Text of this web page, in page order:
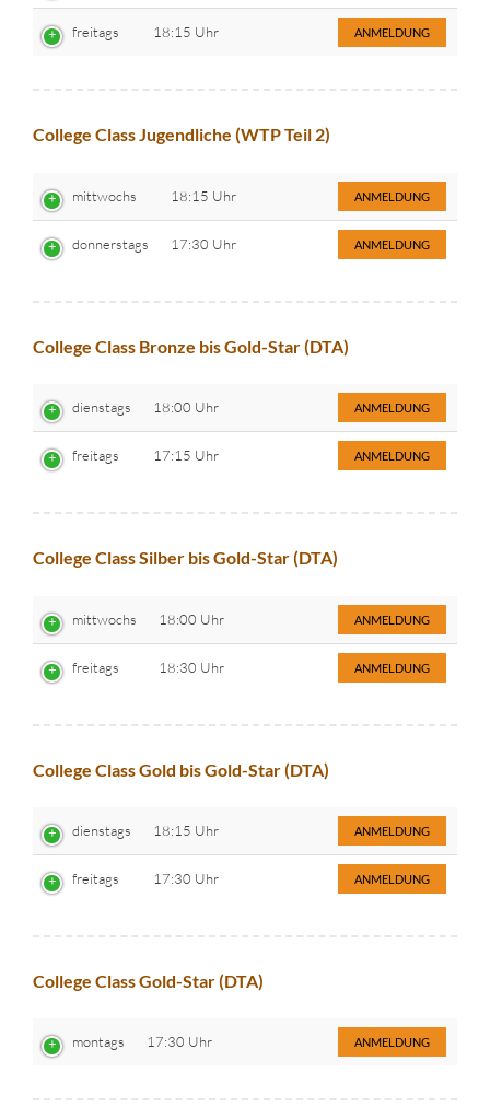
freitags 18:15 Uhr ANMELDUNG
College Class Jugendliche (WTP Teil 2)
mittwochs 18:15 Uhr ANMELDUNG
donnerstags 17:30 Uhr ANMELDUNG
College Class Bronze bis Gold-Star (DTA)
dienstags 18:00 Uhr ANMELDUNG
freitags 17:15 Uhr ANMELDUNG
College Class Silber bis Gold-Star (DTA)
mittwochs 18:00 Uhr ANMELDUNG
freitags 18:30 Uhr ANMELDUNG
College Class Gold bis Gold-Star (DTA)
dienstags 18:15 Uhr ANMELDUNG
freitags 17:30 Uhr ANMELDUNG
College Class Gold-Star (DTA)
montags 17:30 Uhr ANMELDUNG